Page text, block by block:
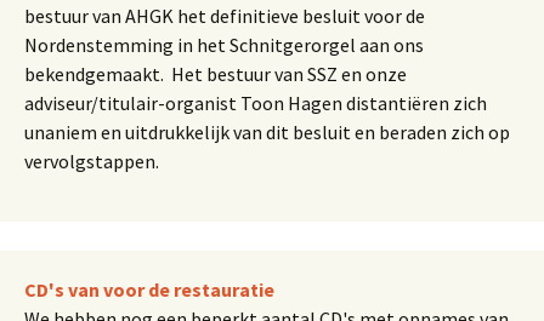
bestuur van AHGK het definitieve besluit voor de
Nordenstemming in het Schnitgerorgel aan ons
bekendgemaakt. Het bestuur van SSZ en onze
adviseur/titulair-organist Toon Hagen distantiëren zich
unaniem en uitdrukkelijk van dit besluit en beraden zich op
vervolgstappen.
CD's van voor de restauratie